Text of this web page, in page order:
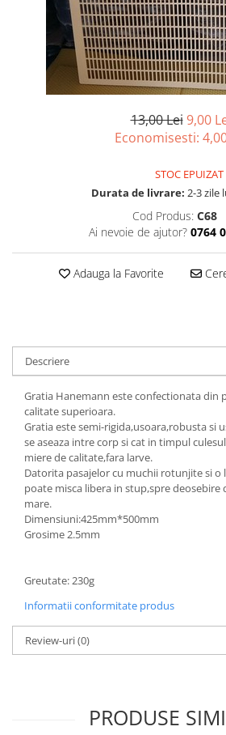
Vopsea/intretinere stupi
13,00 Lei 9,00
Economisesti:
STOC EPUIZAT
Durata de livrare: 2-3 zile
Cod Produs: C68
Ai nevoie de ajutor? 0764
Adauga la Favorite
Descriere
Gratia Hanemann este confectionata din
calitate superioara.
Gratia este semi-rigida,usoara,robusta si
se aseaza intre corp si cat in timpul
miere de calitate,fara larve.
Datorita pasajelor cu muchii rotunjite si o
poate misca libera in stup,spre deosebire
mare.
Dimensiuni:425mm*500mm
Grosime 2.5mm
Greutate: 230g
Informatii conformitate produs
Review-uri(0)
PRODUSE